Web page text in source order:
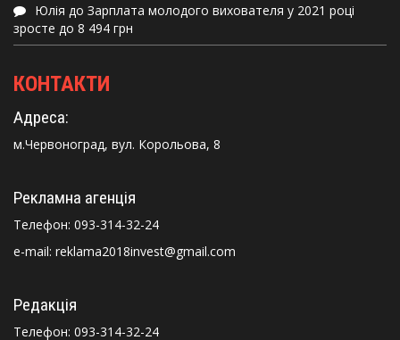
Юлія до Зарплата молодого вихователя у 2021 році
зросте до 8 494 грн
КОНТАКТИ
Адреса:
м.Червоноград, вул. Корольова, 8
Рекламна агенція
Телефон: 093-314-32-24
e-mail: reklama2018invest@gmail.com
Редакція
Телефон: 093-314-32-24